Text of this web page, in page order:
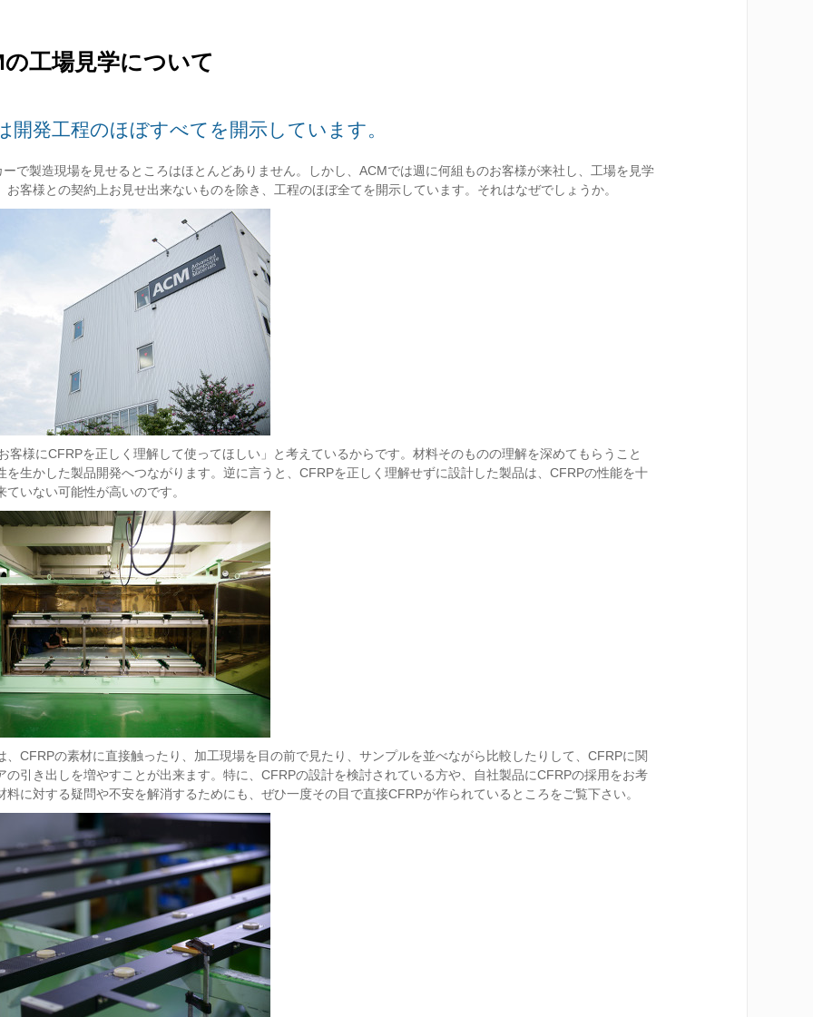
工場見学について
開発工程のほぼすべてを開示しています。
で製造現場を見せるところはほとんどありません。しかし、ACMでは週に何組ものお客様が来社し、工場を見学
お客様との契約上お見せ出来ないものを除き、工程のほぼ全てを開示しています。それはなぜでしょうか。
客様にCFRPを正しく理解して使ってほしい」と考えているからです。材料そのものの理解を深めてもらうこと
を生かした製品開発へつながります。逆に言うと、CFRPを正しく理解せずに設計した製品は、CFRPの性能を十
ていない可能性が高いのです。
、CFRPの素材に直接触ったり、加工現場を目の前で見たり、サンプルを並べながら比較したりして、CFRPに関
の引き出しを増やすことが出来ます。特に、CFRPの設計を検討されている方や、自社製品にCFRPの採用をお考
料に対する疑問や不安を解消するためにも、ぜひ一度その目で直接CFRPが作られているところをご覧下さい。